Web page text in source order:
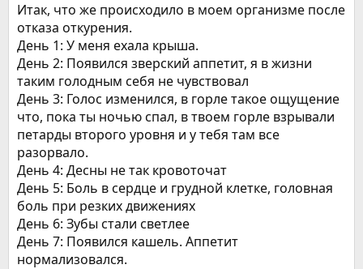
Итак, что же происходило в моем организме после
отказа откурения.
День 1: У меня ехала крыша.
День 2: Появился зверский аппетит, я в жизни
таким голодным себя не чувствовал
День 3: Голос изменился, в горле такое ощущение
что, пока ты ночью спал, в твоем горле взрывали
петарды второго уровня и у тебя там все
разорвало.
День 4: Десны не так кровоточат
День 5: Боль в сердце и грудной клетке, головная
боль при резких движениях
День 6: Зубы стали светлее
День 7: Появился кашель. Аппетит
нормализовался.